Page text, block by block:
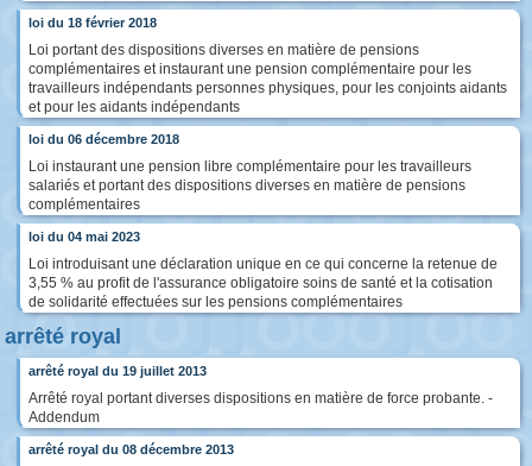
loi du 18 février 2018
Loi portant des dispositions diverses en matière de pensions
complémentaires et instaurant une pension complémentaire pour les
travailleurs indépendants personnes physiques, pour les conjoints aidants
et pour les aidants indépendants
loi du 06 décembre 2018
Loi instaurant une pension libre complémentaire pour les travailleurs
salariés et portant des dispositions diverses en matière de pensions
complémentaires
loi du 04 mai 2023
Loi introduisant une déclaration unique en ce qui concerne la retenue de
3,55 % au profit de l'assurance obligatoire soins de santé et la cotisation
de solidarité effectuées sur les pensions complémentaires
arrêté royal
arrêté royal du 19 juillet 2013
Arrêté royal portant diverses dispositions en matière de force probante. -
Addendum
arrêté royal du 08 décembre 2013